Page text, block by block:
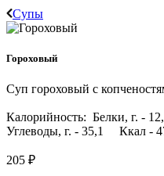
Супы
Гороховый
Суп гороховый с
Калорийность: Белки, г. -
Углеводы, г. - 35,1 Ккал -
205 ₽